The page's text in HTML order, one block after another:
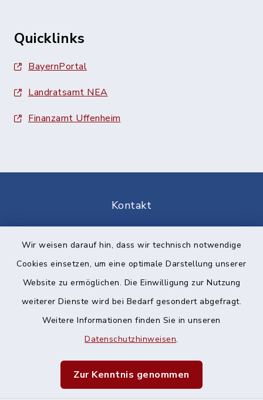
Wir weisen darauf hin, dass wir technisch notwendige
Cookies einsetzen, um eine optimale Darstellung unserer
Website zu ermöglichen. Die Einwilligung zur Nutzung
weiterer Dienste wird bei Bedarf gesondert abgefragt.
Weitere Informationen finden Sie in unseren
Datenschutzhinweisen.
Zur Kenntnis genommen
Quicklinks
BayernPortal
Landratsamt NEA
Finanzamt Uffenheim
Kontakt
Datenschutz
Impressum
Sitemap
Cookie-Einstellungen